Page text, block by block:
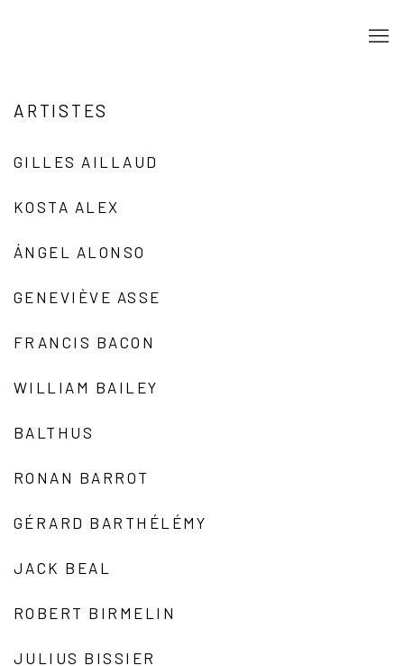
ARTISTES
GILLES AILLAUD
KOSTA ALEX
ÁNGEL ALONSO
GENEVIÈVE ASSE
FRANCIS BACON
WILLIAM BAILEY
BALTHUS
RONAN BARROT
GÉRARD BARTHÉLÉMY
JACK BEAL
ROBERT BIRMELIN
JULIUS BISSIER